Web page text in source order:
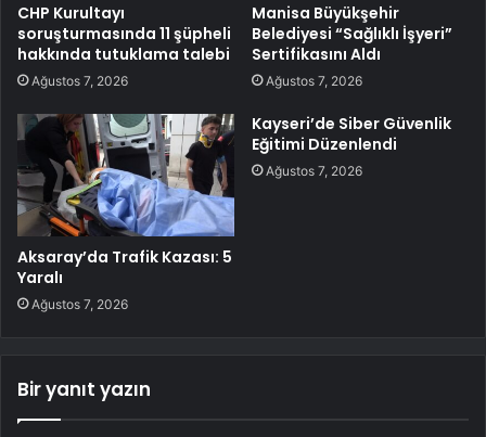
CHP Kurultayı
soruşturmasında 11 şüpheli
hakkında tutuklama talebi
Ağustos 7, 2026
Manisa Büyükşehir
Belediyesi “Sağlıklı İşyeri”
Sertifikasını Aldı
Ağustos 7, 2026
Aksaray’da Trafik Kazası: 5
Yaralı
Ağustos 7, 2026
Kayseri’de Siber Güvenlik
Eğitimi Düzenlendi
Ağustos 7, 2026
Bir yanıt yazın